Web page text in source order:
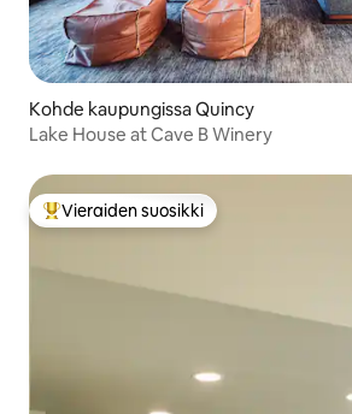
Kohde kaupungissa Quincy
Lake House at Cave B Winery
Vieraiden suosikkien parhaimmistoa
Vieraiden suosikki